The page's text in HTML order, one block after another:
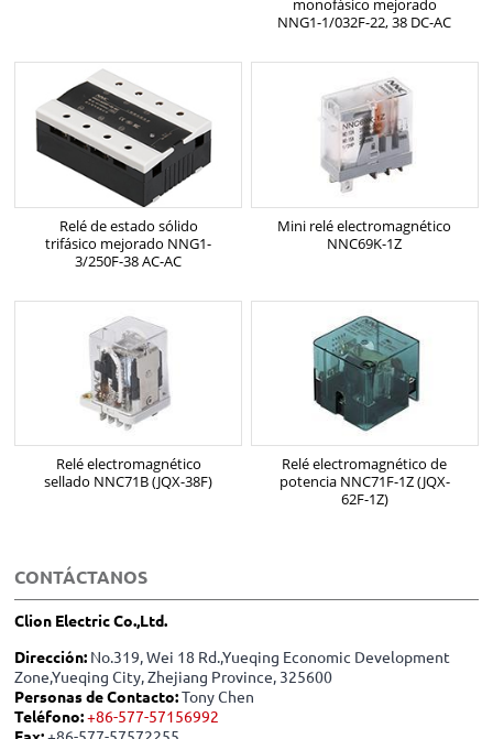
monofásico mejorado
NNG1-1/032F-22, 38 DC-AC
Relé de estado sólido
trifásico mejorado NNG1-
3/250F-38 AC-AC
Mini relé electromagnético
NNC69K-1Z
Relé electromagnético
sellado NNC71B (JQX-38F)
Relé electromagnético de
potencia NNC71F-1Z (JQX-
62F-1Z)
CONTÁCTANOS
Clion Electric Co.,Ltd.
Dirección: No.319, Wei 18 Rd.,Yueqing Economic Development
Zone,Yueqing City, Zhejiang Province, 325600
Personas de Contacto:Tony Chen
Teléfono: +86-577-57156992